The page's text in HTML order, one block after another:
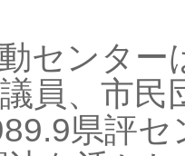
センタ
員、市
県評